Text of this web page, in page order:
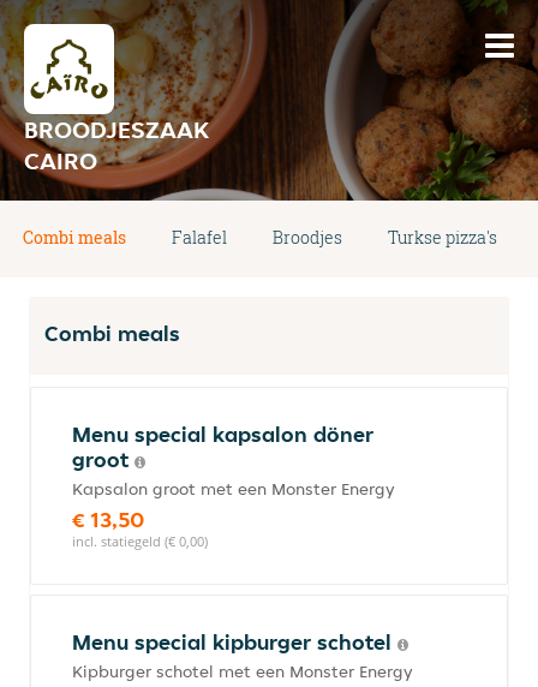
BROODJESZAAK
CAIRO
Combi meals Falafel Broodjes Turkse pizza's
Combi meals
Menu special kapsalon döner
groot
Kapsalon groot met een Monster Energy
€ 13,50
incl. statiegeld (€ 0,00)
Menu special kipburger schotel
Kipburger schotel met een Monster Energy